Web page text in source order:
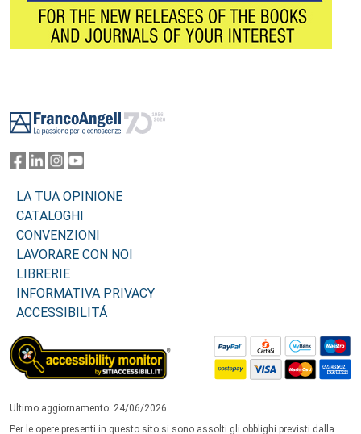
LA TUA OPINIONE
CATALOGHI
CONVENZIONI
LAVORARE CON NOI
LIBRERIE
INFORMATIVA PRIVACY
ACCESSIBILITÁ
Ultimo aggiornamento: 24/06/2026
Per le opere presenti in questo sito si sono assolti gli obblighi previsti dalla